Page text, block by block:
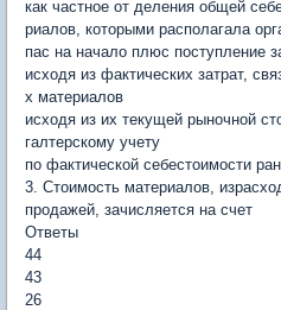
как частное от деления общей
риалов, которыми располагала
пас на начало плюс поступление
исходя из фактических затрат,
х материалов
исходя из их текущей рыночной
галтерскому учету
по фактической себестоимости
3. Стоимость материалов,
продажей, зачисляется на счет
Ответы
44
43
26